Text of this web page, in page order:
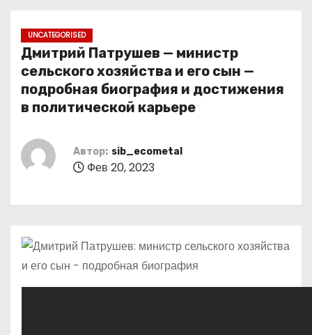
UNCATEGORISED
Дмитрий Патрушев — министр
сельского хозяйства и его сын —
подробная биография и достижения
в политической карьере
Автор: sib_ecometal
Фев 20, 2023